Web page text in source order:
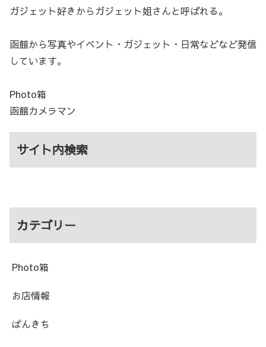
ガジェット好きからガジェット姐さんと呼ばれる。
函館から写真やイベント・ガジェット・日常などなど発信
しています。
Photo箱
函館カメラマン
サイト内検索
カテゴリー
Photo箱
お店情報
ぱんきち